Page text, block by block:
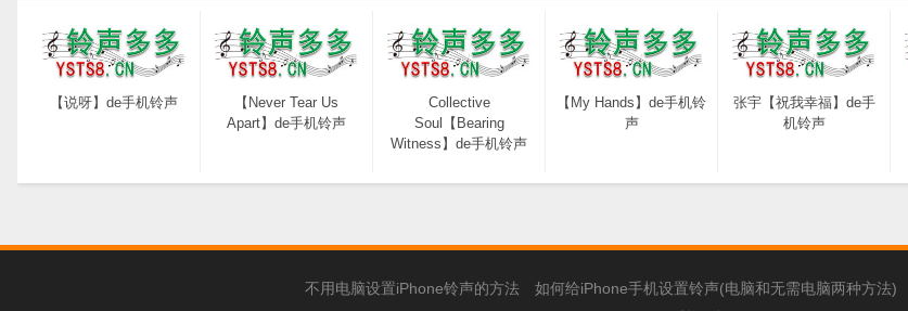
【说呀】de手机铃声
【Never Tear Us
Apart】de手机铃声
Collective
Soul【Bearing
Witness】de手机铃声
【My Hands】de手机铃
声
张宇【祝我幸福】de手
机铃声
不用电脑设置iPhone铃声的方法 如何给iPhone手机设置铃声(电脑和无需电脑两种方法)